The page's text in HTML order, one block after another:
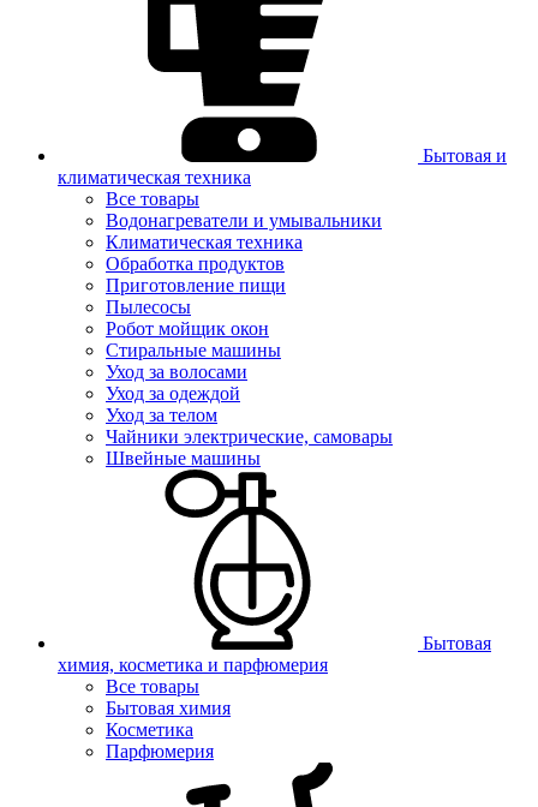
Бытовая и
климатическая техника
Все товары
Водонагреватели и умывальники
Климатическая техника
Обработка продуктов
Приготовление пищи
Пылесосы
Робот мойщик окон
Стиральные машины
Уход за волосами
Уход за одеждой
Уход за телом
Чайники электрические, самовары
Швейные машины
Бытовая
химия, косметика и парфюмерия
Все товары
Бытовая химия
Косметика
Парфюмерия